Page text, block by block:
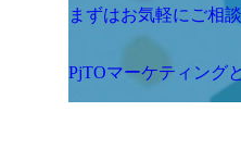
まずはお気軽にご相
PjTOマーケティング